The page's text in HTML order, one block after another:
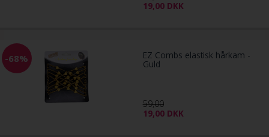
19,00 DKK
-68% EZ Combs elastisk hårkam -
Guld
59,00
19,00 DKK